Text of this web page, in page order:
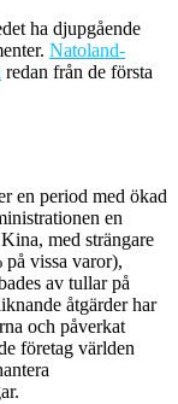
ha djupgående
Natoland-
redan från de första
en period med ökad
en
med strängare
vissa varor),
av tullar på
åtgärder har
och påverkat
företag världen